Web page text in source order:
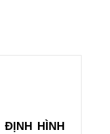
ĐỊNH HÌNH